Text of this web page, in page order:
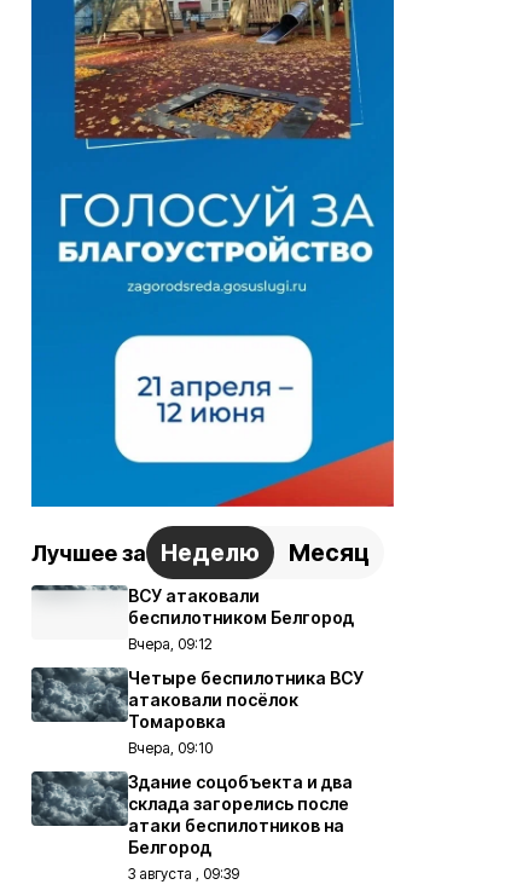
Лучшее за Неделю Месяц
ВСУ атаковали
беспилотником Белгород
Вчера, 09:12
Четыре беспилотника ВСУ
атаковали посёлок
Томаровка
Вчера, 09:10
Здание соцобъекта и два
склада загорелись после
атаки беспилотников на
Белгород
3 августа , 09:39